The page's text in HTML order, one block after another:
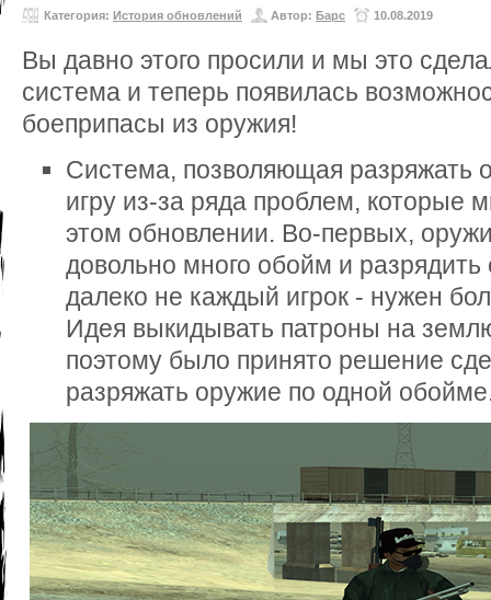
Категория: История обновлений Автор: Барс 10.08.2019
Вы давно этого просили и мы это
система и теперь появилась
боеприпасы из оружия!
Система, позволяющая разряжать
игру из-за ряда проблем, которые
этом обновлении. Во-первых,
довольно много обойм и
далеко не каждый игрок - нужен
Идея выкидывать патроны на
поэтому было принято решение
разряжать оружие по одной